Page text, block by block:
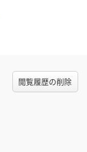
閲覧履歴の削除